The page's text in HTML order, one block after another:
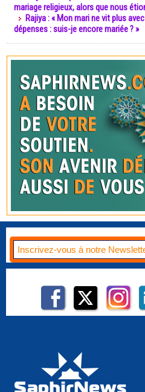
mariage religieux, alors que nous
Rajiya : « Mon mari ne vit plus
dépenses : suis-je encore mariée ? »